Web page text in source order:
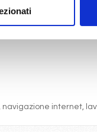
le sere durante la
internet,